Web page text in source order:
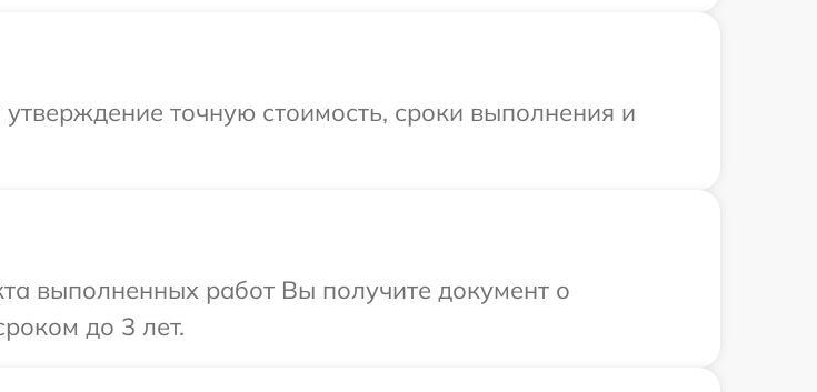
точную стоимость, сроки выполнения и
выполненных работ Вы получите документ о
до 3 лет.